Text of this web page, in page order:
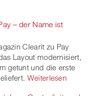
– der Name ist
Clearit zu Pay
Layout modernisiert,
getunt und die erste
Weiterlesen